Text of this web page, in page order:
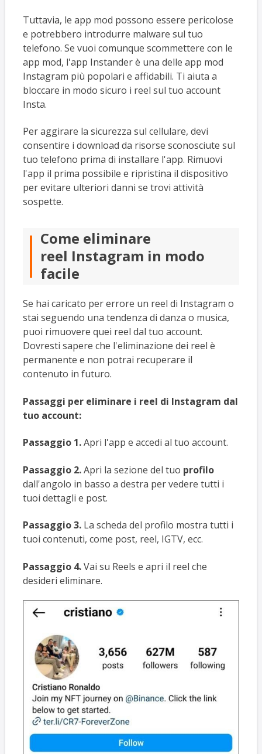
Tuttavia, le app mod possono essere pericolose
e potrebbero introdurre malware sul tuo
telefono. Se vuoi comunque scommettere con le
app mod, l'app Instander è una delle app mod
Instagram più popolari e affidabili. Ti aiuta a
bloccare in modo sicuro i reel sul tuo account
Insta.
Per aggirare la sicurezza sul cellulare, devi
consentire i download da risorse sconosciute sul
tuo telefono prima di installare l'app. Rimuovi
l'app il prima possibile e ripristina il dispositivo
per evitare ulteriori danni se trovi attività
sospette.
Come eliminare
reel Instagram in modo
facile
Se hai caricato per errore un reel di Instagram o
stai seguendo una tendenza di danza o musica,
puoi rimuovere quei reel dal tuo account.
Dovresti sapere che l'eliminazione dei reel è
permanente e non potrai recuperare il
contenuto in futuro.
Passaggi per eliminare i reel di Instagram dal
tuo account:
Passaggio 1.Apri l'app e accedi al tuo account.
Passaggio 2.Apri la sezione del tuo profilo
dall'angolo in basso a destra per vedere tutti i
tuoi dettagli e post.
Passaggio 3.La scheda del profilo mostra tutti i
tuoi contenuti, come post, reel, IGTV, ecc.
Passaggio 4.Vai su Reels e apri il reel che
desideri eliminare.